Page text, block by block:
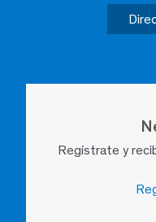
Regístrate y